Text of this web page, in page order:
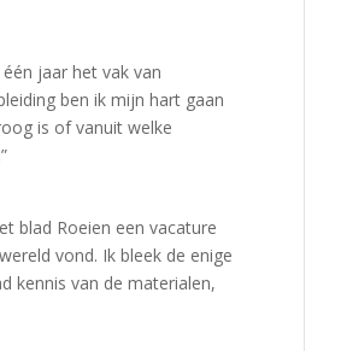
jaar het vak van
ben ik mijn hart gaan
is of vanuit welke
blad Roeien een vacature
vond. Ik bleek de enige
kennis van de materialen,